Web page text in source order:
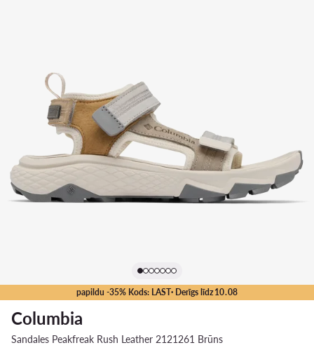
papildu -35% Kods: LAST· Derīgs līdz10.08
Columbia
Sandales Peakfreak Rush Leather 2121261 Brūns